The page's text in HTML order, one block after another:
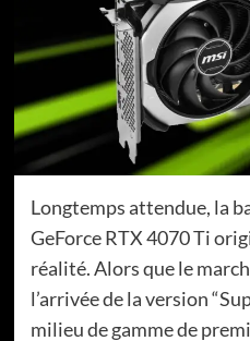
Longtemps attendue, la
GeForce RTX 4070 Ti
réalité. Alors que le
l’arrivée de la version
milieu de gamme de